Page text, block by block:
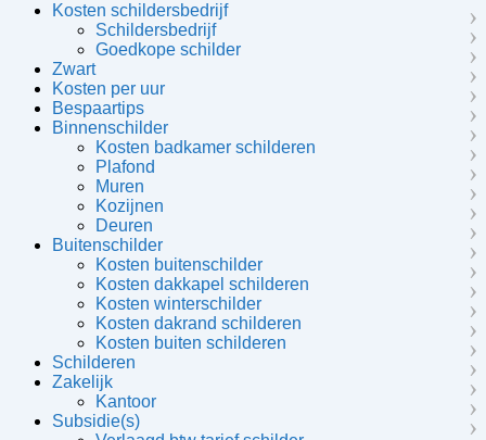
Kosten schildersbedrijf
Schildersbedrijf
Goedkope schilder
Zwart
Kosten per uur
Bespaartips
Binnenschilder
Kosten badkamer schilderen
Plafond
Muren
Kozijnen
Deuren
Buitenschilder
Kosten buitenschilder
Kosten dakkapel schilderen
Kosten winterschilder
Kosten dakrand schilderen
Kosten buiten schilderen
Schilderen
Zakelijk
Kantoor
Subsidie(s)